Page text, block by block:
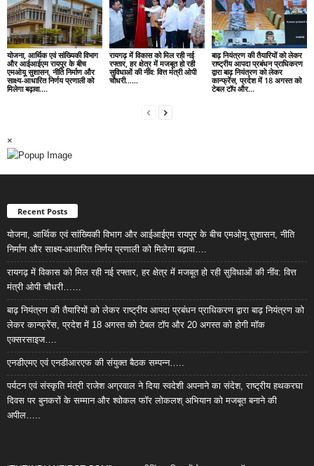
योजना, आर्थिक एवं सांख्यिकी विभाग
और आईआईएम रायपुर के बीच
एमओयू सुशासन, नीति निर्माण और
साक्ष्य-आधारित निर्णय प्रणाली को
मिलेगा बढ़ावा….
रायगढ़ में विकास को मिल रही नई
रफ्तार, हर क्षेत्र में मजबूत हो रही
सुविधाओं की नींव: वित्त मंत्री ओपी
चौधरी……
बाढ़ नियंत्रण की तैयारियों को लेकर
राष्ट्रीय आपदा प्रबंधन प्राधिकरण
द्वारा बाढ़ नियंत्रण को लेकर
कान्फ्रेंस, प्रदेश में 18 अगस्त को
टेबल टॉप और...
×
Recent Posts
योजना, आर्थिक एवं सांख्यिकी विभाग और आईआईएम रायपुर के बीच एमओयू सुशासन, नीति
निर्माण और साक्ष्य-आधारित निर्णय प्रणाली को मिलेगा बढ़ावा….
रायगढ़ में विकास को मिल रही नई रफ्तार, हर क्षेत्र में मजबूत हो रही सुविधाओं की नींव: वित्त
मंत्री ओपी चौधरी……
बाढ़ नियंत्रण की तैयारियों को लेकर राष्ट्रीय आपदा प्रबंधन प्राधिकरण द्वारा बाढ़ नियंत्रण को
लेकर कान्फ्रेंस, प्रदेश में 18 अगस्त को टेबल टॉप और 20 अगस्त को होगी मॉक
एक्सरसाइज….
एनडीएमए एवं एनडीआरएफ की संयुक्त बैठक सम्पन्न…..
पर्यटन एवं संस्कृति मंत्री राजेश अग्रवाल ने दिया स्वदेशी अपनाने का संदेश, राष्ट्रीय हथकरघा
दिवस पर बुनकरों के सम्मान और श्वोकल फॉर लोकलश् अभियान को मजबूत बनाने की
अपील…..